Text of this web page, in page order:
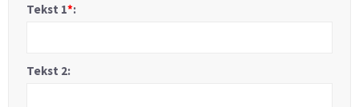
Tekst 1*:
Tekst 2: